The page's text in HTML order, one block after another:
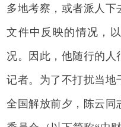
多地考察，或者派人下
文件中反映的情况，
况。因此，他随行的人
记者。为了不打扰当地
全国解放前夕，陈云同